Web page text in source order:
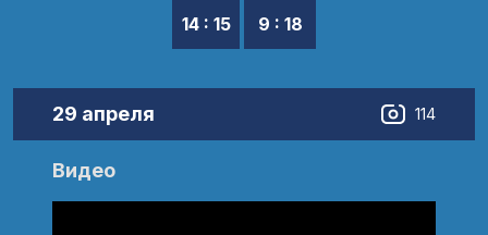
14 : 15 9 : 18
29 апреля 114
Видео